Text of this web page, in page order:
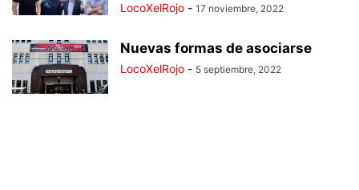
LocoXelRojo - 17 noviembre, 2022
Nuevas formas de asociarse
LocoXelRojo - 5 septiembre, 2022